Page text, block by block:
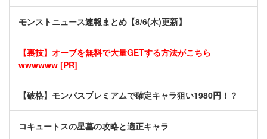
モンストニュース速報まとめ【8/6(木)更新】
【裏技】オーブを無料で大量GETする方法がこちら
wwwwww [PR]
【破格】モンパスプレミアムで確定キャラ狙い1980円！？
コキュートスの星墓の攻略と適正キャラ